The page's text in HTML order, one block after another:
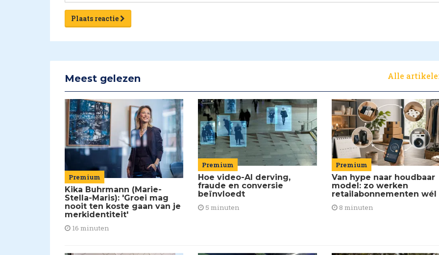
Plaats reactie
Meest gelezen Alle
Premium
Kika Buhrmann (Marie-
Stella-Maris): 'Groei mag
nooit ten koste gaan van je
merkidentiteit'
16 minuten
Premium
Hoe video-AI derving,
fraude en conversie
beïnvloedt
5 minuten
Premium
Van hype naar houdbaar
model: zo werken
retailabonnementen wél
8 minuten